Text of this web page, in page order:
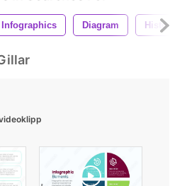
Infographics Diagram